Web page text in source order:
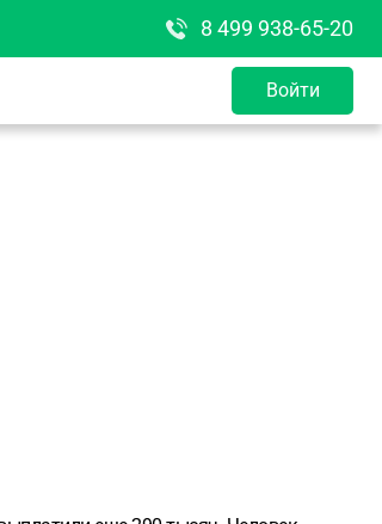
8 499 938-65-20
Войти